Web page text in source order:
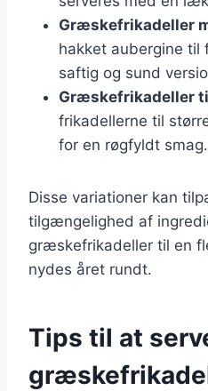
Græskefrikadeller
hakket aubergine til
saftig og sund
Græskefrikadeller
frikadellerne til
for en røgfyldt smag.
Disse variationer kan
tilgængelighed af
græskefrikadeller til en
nydes året rundt.
Tips til at